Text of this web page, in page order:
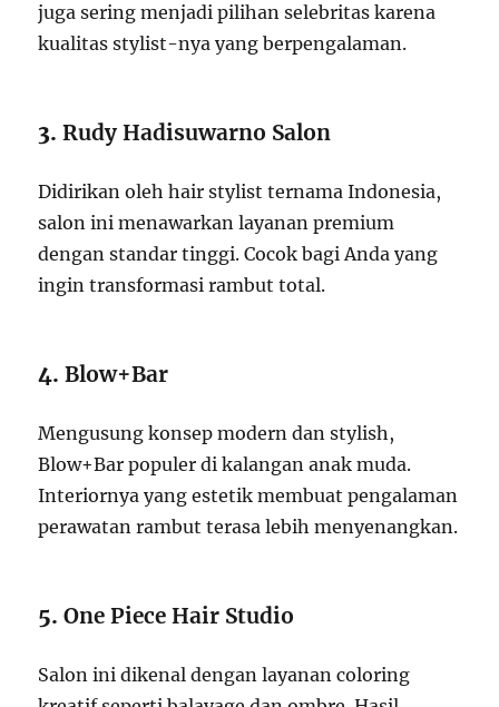
juga sering menjadi pilihan selebritas karena
kualitas stylist-nya yang berpengalaman.
3.Rudy Hadisuwarno Salon
Didirikan oleh hair stylist ternama Indonesia,
salon ini menawarkan layanan premium
dengan standar tinggi. Cocok bagi Anda yang
ingin transformasi rambut total.
4.Blow+Bar
Mengusung konsep modern dan stylish,
Blow+Bar populer di kalangan anak muda.
Interiornya yang estetik membuat pengalaman
perawatan rambut terasa lebih menyenangkan.
5.One Piece Hair Studio
Salon ini dikenal dengan layanan coloring